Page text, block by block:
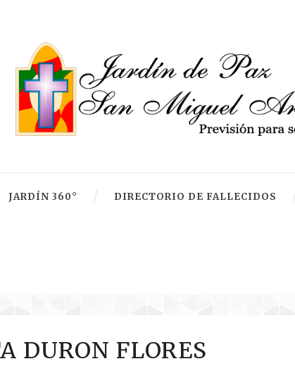
JARDÍN 360° DIRECTORIO DE FALLECIDOS
DURON FLORES